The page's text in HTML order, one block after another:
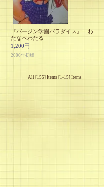
『バージン学園パラダイス』 わ
たなべわたる
1,200円
2006年初版
All [155] Items [1-15] Items